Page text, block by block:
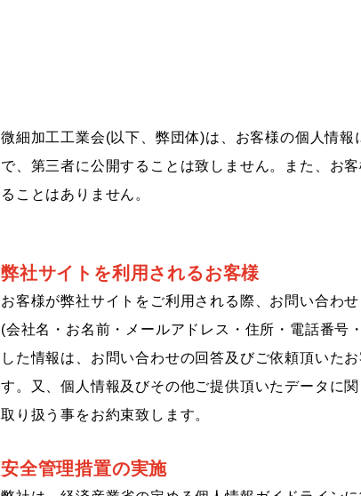
微細加工工業会(以下、弊団体)は、お客様の個人情
で、第三者に公開することは致しません。また、お
ることはありません。
弊社サイトを利用されるお客様
お客様が弊社サイトをご利用される際、お問い合わ
(会社名・お名前・メールアドレス・住所・電話番号
した情報は、お問い合わせの回答及びご依頼頂いた
す。又、個人情報及びその他ご提供頂いたデータに
取り扱う事をお約束致します。
安全管理措置の実施